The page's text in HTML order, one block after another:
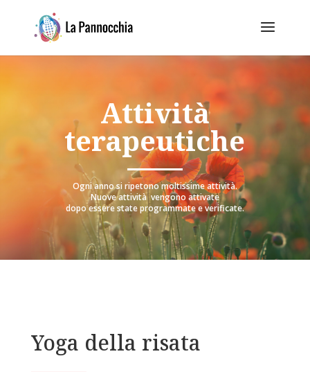
Attività
terapeutiche
Ogni anno si ripetono moltissime attività.
Nuove attività vengono attivate
dopo essere state programmate e verificate.
Yoga della risata